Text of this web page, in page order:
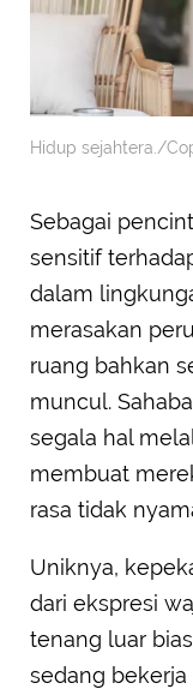
Hidup sejahtera./
Sebagai
sensitif
dalam
merasakan
ruang bahkan
muncul.
segala hal
membuat
rasa tidak
Uniknya,
dari ekspresi
tenang luar
sedang